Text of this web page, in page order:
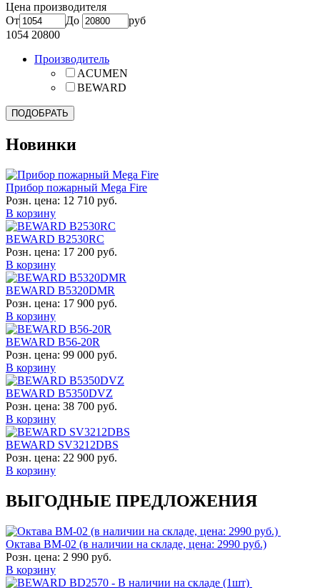
Цена производителя
От
До
руб
1054 20800
Производитель
ACUMEN
BEWARD
Новинки
Прибор пожарный Mega Fire
Розн. цена: 12 710 руб.
В корзину
BEWARD B2530RC
Розн. цена: 17 200 руб.
В корзину
BEWARD B5320DMR
Розн. цена: 17 900 руб.
В корзину
BEWARD B56-20R
Розн. цена: 99 000 руб.
В корзину
BEWARD B5350DVZ
Розн. цена: 38 700 руб.
В корзину
BEWARD SV3212DBS
Розн. цена: 22 900 руб.
В корзину
ВЫГОДНЫЕ ПРЕДЛОЖЕНИЯ
Октава ВМ-02 (в наличии на складе, цена: 2990 руб.)
Розн. цена: 2 990 руб.
В корзину